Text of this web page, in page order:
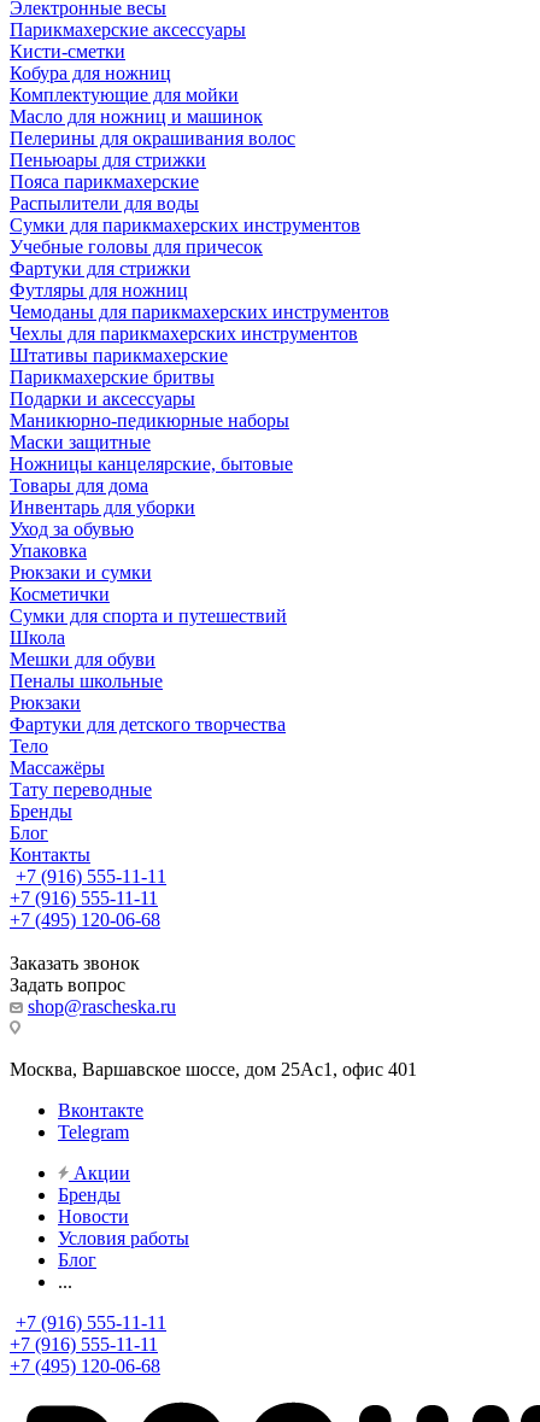
Электронные весы
Парикмахерские аксессуары
Кисти-сметки
Кобура для ножниц
Комплектующие для мойки
Масло для ножниц и машинок
Пелерины для окрашивания волос
Пеньюары для стрижки
Пояса парикмахерские
Распылители для воды
Сумки для парикмахерских инструментов
Учебные головы для причесок
Фартуки для стрижки
Футляры для ножниц
Чемоданы для парикмахерских инструментов
Чехлы для парикмахерских инструментов
Штативы парикмахерские
Парикмахерские бритвы
Подарки и аксессуары
Маникюрно-педикюрные наборы
Маски защитные
Ножницы канцелярские, бытовые
Товары для дома
Инвентарь для уборки
Уход за обувью
Упаковка
Рюкзаки и сумки
Косметички
Сумки для спорта и путешествий
Школа
Мешки для обуви
Пеналы школьные
Рюкзаки
Фартуки для детского творчества
Тело
Массажёры
Тату переводные
Бренды
Блог
Контакты
+7 (916) 555-11-11
+7 (916) 555-11-11
+7 (495) 120-06-68
Заказать звонок
Задать вопрос
shop@rascheska.ru
Москва, Варшавское шоссе, дом 25Аc1, офис 401
Вконтакте
Telegram
Акции
Бренды
Новости
Условия работы
Блог
...
+7 (916) 555-11-11
+7 (916) 555-11-11
+7 (495) 120-06-68